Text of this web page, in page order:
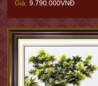
Giá: 9.790.000VNĐ